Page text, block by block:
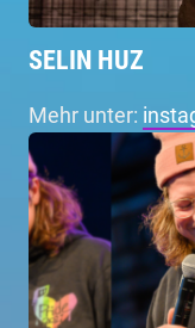
SELIN HUZ
Mehr unter: